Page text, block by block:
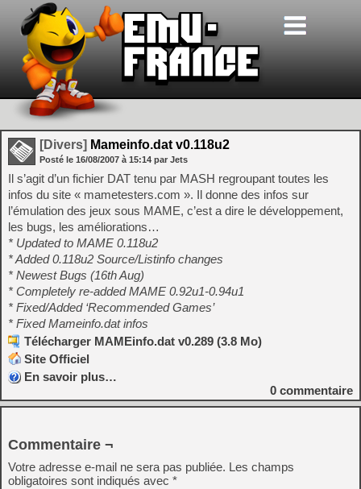
[Divers] Mameinfo.dat v0.118u2
Posté le 16/08/2007 à 15:14 par Jets
Il s’agit d’un fichier DAT tenu par MASH regroupant toutes les
infos du site « mametesters.com ». Il donne des infos sur
l’émulation des jeux sous MAME, c’est a dire le développement,
les bugs, les améliorations…
* Updated to MAME 0.118u2
* Added 0.118u2 Source/Listinfo changes
* Newest Bugs (16th Aug)
* Completely re-added MAME 0.92u1-0.94u1
* Fixed/Added ‘Recommended Games’
* Fixed Mameinfo.dat infos
Télécharger MAMEinfo.dat v0.289 (3.8 Mo)
Site Officiel
En savoir plus…
0 commentaire
Commentaire ¬
Votre adresse e-mail ne sera pas publiée. Les champs
obligatoires sont indiqués avec *